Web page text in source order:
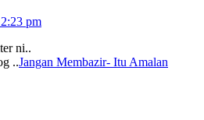
pm
ni..
..Jangan Membazir- Itu Amalan